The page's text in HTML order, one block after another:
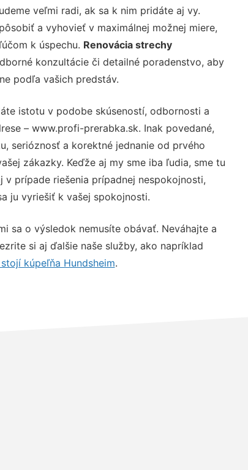
veľmi radi, ak sa k nim pridáte aj vy.
a vyhovieť v maximálnej možnej miere,
k úspechu. Renovácia strechy
konzultácie či detailné poradenstvo, aby
podľa vašich predstáv.
istotu v podobe skúseností, odbornosti a
– www.profi-prerabka.sk. Inak povedané,
serióznosť a korektné jednanie od prvého
zákazky. Keďže aj my sme iba ľudia, sme tu
v prípade riešenia prípadnej nespokojnosti,
ju vyriešiť k vašej spokojnosti.
sa o výsledok nemusíte obávať. Neváhajte a
si aj ďalšie naše služby, ako napríklad
kúpeľňa Hundsheim.